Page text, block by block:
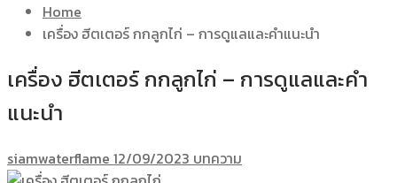
Home
เครื่อง ฮีตเตอร์ กกลูกไก่ – การดูแลและคำแนะนำ
เครื่อง ฮีตเตอร์ กกลูกไก่ – การดูแลและคำ
แนะนำ
siamwaterflame 12/09/2023 บทความ